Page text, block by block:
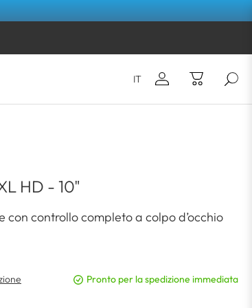
IT
ACCEDI
HD - 10"
con controllo completo a colpo d’occhio
Pronto per la spedizione immediata